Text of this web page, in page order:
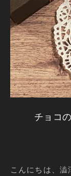
チョコ
こんにちは、澁澤です。 もうすぐバレンタインデーです